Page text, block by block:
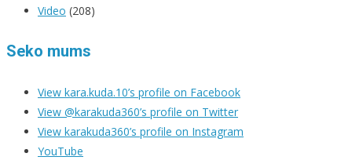
Video (208)
Seko mums
View kara.kuda.10’s profile on Facebook
View @karakuda360’s profile on Twitter
View karakuda360’s profile on Instagram
YouTube